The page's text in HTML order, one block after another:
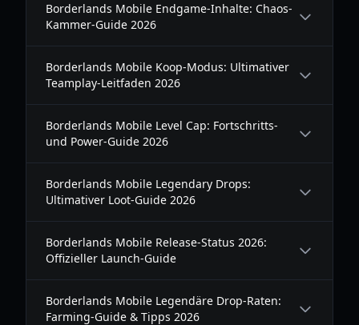
Borderlands Mobile Endgame-Inhalte: Chaos-
Kammer-Guide 2026
Borderlands Mobile Koop-Modus: Ultimativer
Teamplay-Leitfaden 2026
Borderlands Mobile Level Cap: Fortschritts-
und Power-Guide 2026
Borderlands Mobile Legendary Drops:
Ultimativer Loot-Guide 2026
Borderlands Mobile Release-Status 2026:
Offizieller Launch-Guide
Borderlands Mobile Legendäre Drop-Raten:
Farming-Guide & Tipps 2026